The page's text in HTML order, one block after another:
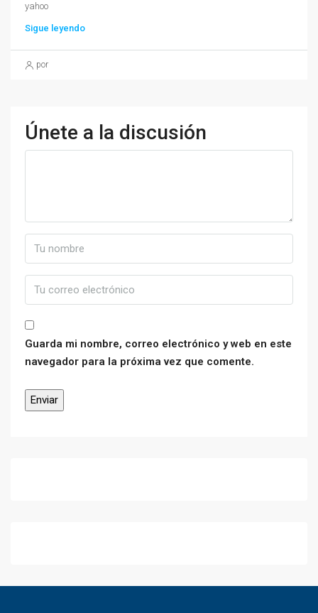
yahoo
Sigue leyendo
por
Únete a la discusión
Guarda mi nombre, correo electrónico y web en este
navegador para la próxima vez que comente.